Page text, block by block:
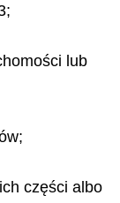
lub
części albo